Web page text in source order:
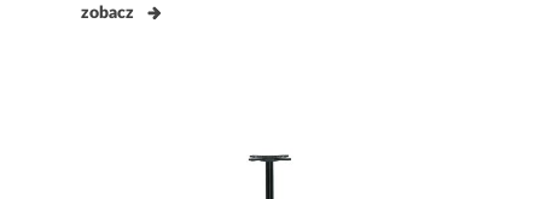
zobacz